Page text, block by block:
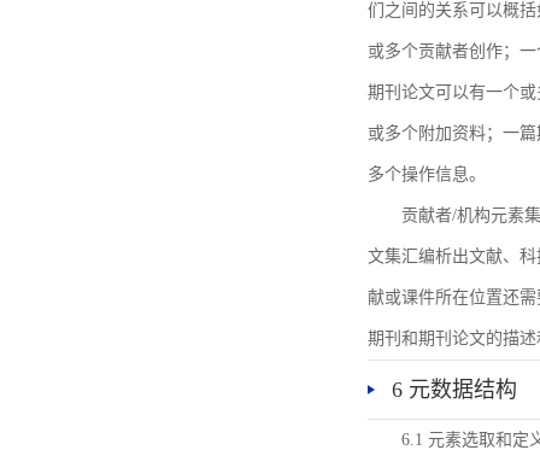
们之间的关系可以概
或多个贡献者创作；
期刊论文可以有一个
或多个附加资料；一
多个操作信息。
贡献者/机构元素
文集汇编析出文献、
献或课件所在位置还
期刊和期刊论文的描
6 元数据结构
6.1 元素选取和定